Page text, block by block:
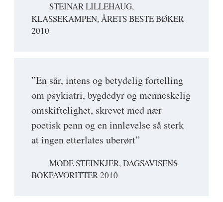
STEINAR LILLEHAUG,
KLASSEKAMPEN, ÅRETS BESTE BØKER
2010
”En sår, intens og betydelig fortelling
om psykiatri, bygdedyr og menneskelig
omskiftelighet, skrevet med nær
poetisk penn og en innlevelse så sterk
at ingen etterlates uberørt”
MODE STEINKJER, DAGSAVISENS
BOKFAVORITTER 2010